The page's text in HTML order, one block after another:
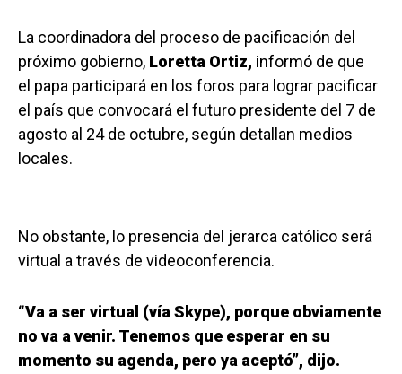
La coordinadora del proceso de pacificación del
próximo gobierno, Loretta Ortiz, informó de que
el papa participará en los foros para lograr pacificar
el país que convocará el futuro presidente del 7 de
agosto al 24 de octubre, según detallan medios
locales.
No obstante, lo presencia del jerarca católico será
virtual a través de videoconferencia.
“Va a ser virtual (vía Skype), porque obviamente
no va a venir. Tenemos que esperar en su
momento su agenda, pero ya aceptó”, dijo.